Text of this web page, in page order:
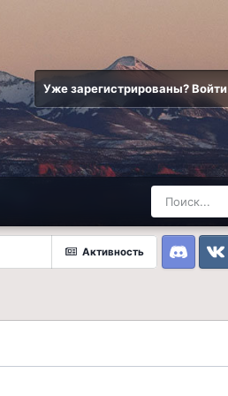
Уже зарегистрированы? Войти
Активность
DiscordVK